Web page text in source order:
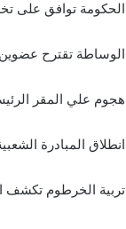
الحكومة توافق على
الوساطة تقترح عضوين بالسيادي، 5 وزراء و45مقعداً
هجوم علي المقر
انطلاق المبادرة
تربية الخرطوم تكشف